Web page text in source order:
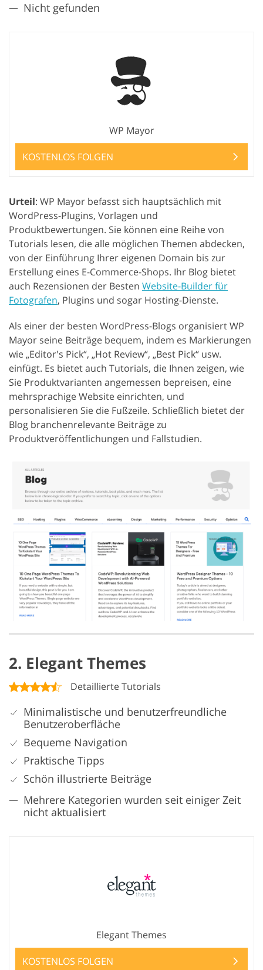
Nicht gefunden
WP Mayor
KOSTENLOS FOLGEN
Urteil: WP Mayor befasst sich hauptsächlich mit
WordPress-Plugins, Vorlagen und
Produktbewertungen. Sie können eine Reihe von
Tutorials lesen, die alle möglichen Themen abdecken,
von der Einführung Ihrer eigenen Domain bis zur
Erstellung eines E-Commerce-Shops. Ihr Blog bietet
auch Rezensionen der Besten Website-Builder für
Fotografen, Plugins und sogar Hosting-Dienste.
Als einer der besten WordPress-Blogs organisiert WP
Mayor seine Beiträge bequem, indem es Markierungen
wie „Editor's Pick“, „Hot Review“, „Best Pick“ usw.
einfügt. Es bietet auch Tutorials, die Ihnen zeigen, wie
Sie Produktvarianten angemessen bepreisen, eine
mehrsprachige Website einrichten, und
personalisieren Sie die Fußzeile. Schließlich bietet der
Blog branchenrelevante Beiträge zu
Produktveröffentlichungen und Fallstudien.
2. Elegant Themes
Detaillierte Tutorials
Minimalistische und benutzerfreundliche
Benutzeroberfläche
Bequeme Navigation
Praktische Tipps
Schön illustrierte Beiträge
Mehrere Kategorien wurden seit einiger Zeit
nicht aktualisiert
Elegant Themes
KOSTENLOS FOLGEN